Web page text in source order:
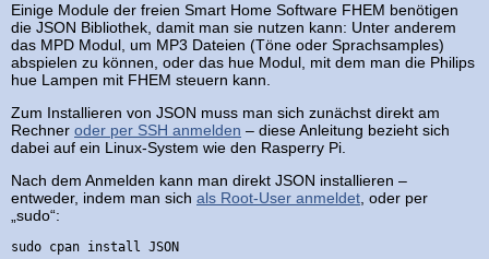
Einige Module der freien Smart Home Software FHEM benötigen
die JSON Bibliothek, damit man sie nutzen kann: Unter anderem
das MPD Modul, um MP3 Dateien (Töne oder Sprachsamples)
abspielen zu können, oder das hue Modul, mit dem man die Philips
hue Lampen mit FHEM steuern kann.
Zum Installieren von JSON muss man sich zunächst direkt am
Rechner oder per SSH anmelden – diese Anleitung bezieht sich
dabei auf ein Linux-System wie den Rasperry Pi.
Nach dem Anmelden kann man direkt JSON installieren –
entweder, indem man sich als Root-User anmeldet , oder per
„sudo“:
sudo cpan install JSON